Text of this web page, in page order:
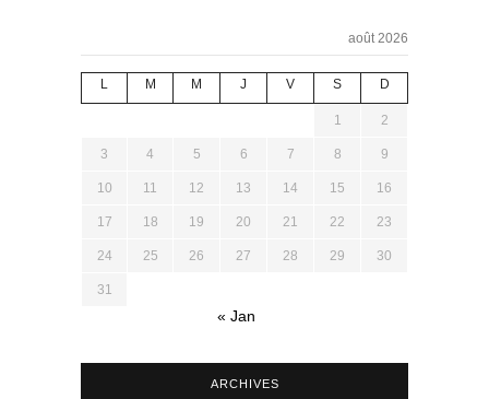
août 2026
L M M J V S D
1 2
3 4 5 6 7 8 9
10 11 12 13 14 15 16
17 18 19 20 21 22 23
24 25 26 27 28 29 30
31
« Jan
ARCHIVES